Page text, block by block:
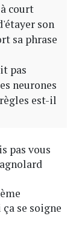
court
son
sa phrase
pas
neurones
est-il
pas vous
se soigne